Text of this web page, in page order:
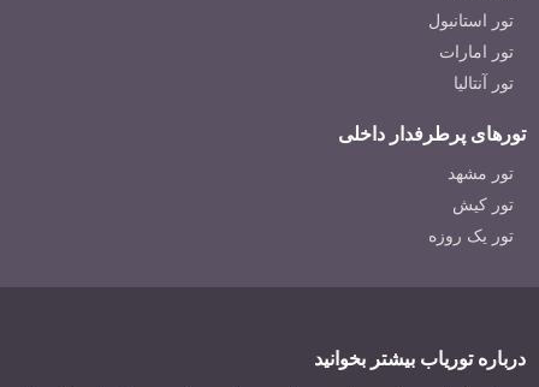
تور استانبول
تور امارات
تور آنتالیا
تورهای پرطرفدار داخلی
تور مشهد
تور کیش
تور یک روزه
درباره توریاب بیشتر بخوانید